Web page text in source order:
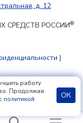
д. 12
СРЕДСТВ РОССИИ®
|
работу
Продолжая
политикой
ОК